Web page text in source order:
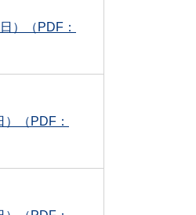
）（PDF：
）（PDF：